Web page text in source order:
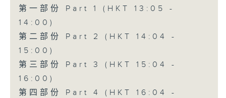
第一部份 Part 1 (HKT 13:05 -
14:00)
第二部份 Part 2 (HKT 14:04 -
15:00)
第三部份 Part 3 (HKT 15:04 -
16:00)
第四部份 Part 4 (HKT 16:04 -